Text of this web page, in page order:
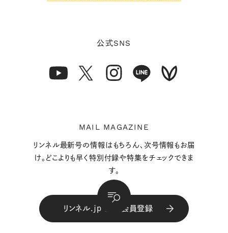
公式SNS
MAIL MAGAZINE
リンネル最新号の情報はもちろん、次号情報もお届
け。どこよりも早く特別付録や特集をチェックできま
す。
リンネル.jp 新規会員登録